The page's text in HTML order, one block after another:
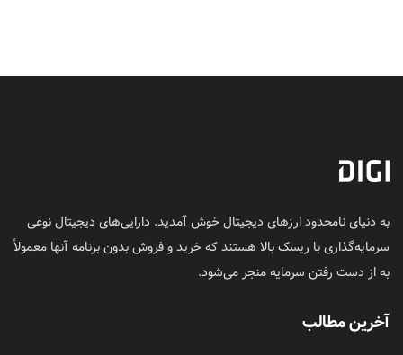
به دنیای نامحدود ارزهای دیجیتال خوش آمدید. دارایی‌های دیجیتال نوعی
سرمایه‌گذاری با ریسک بالا هستند که خرید و فروش بدون برنامه آنها معمولاً
به از دست رفتن سرمایه منجر می‌شود.
آخرین مطالب